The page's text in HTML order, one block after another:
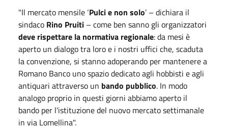
"Il mercato mensile ‘Pulci e non solo’ – dichiara il
sindaco Rino Pruiti – come ben sanno gli organizzatori
deve rispettare la normativa regionale: da mesi è
aperto un dialogo tra loro e i nostri uffici che, scaduta
la convenzione, si stanno adoperando per mantenere a
Romano Banco uno spazio dedicato agli hobbisti e agli
antiquari attraverso un bando pubblico. In modo
analogo proprio in questi giorni abbiamo aperto il
bando per l'istituzione del nuovo mercato settimanale
in via Lomellina".